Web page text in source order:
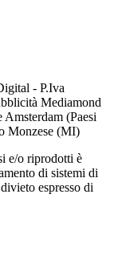
- P.Iva
Mediamond
(Paesi
Monzese (MI)
e/o riprodotti è
di sistemi di
espresso di